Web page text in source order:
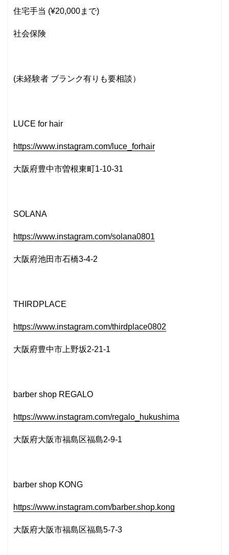
住宅手当 (¥20,000まで)
社会保険
(未経験者 ブランク有りも要相談）
LUCE for hair
https://www.instagram.com/luce_forhair
大阪府豊中市曽根東町1-10-31
SOLANA
https://www.instagram.com/solana0801
大阪府池田市石橋3-4-2
THIRDPLACE
https://www.instagram.com/thirdplace0802
大阪府豊中市上野坂2-21-1
barber shop REGALO
https://www.instagram.com/regalo_hukushima
大阪府大阪市福島区福島2-9-1
barber shop KONG
https://www.instagram.com/barber.shop.kong
大阪府大阪市福島区福島5-7-3